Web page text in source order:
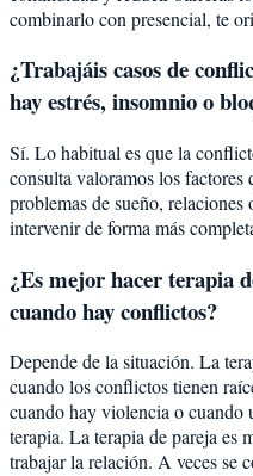
combinarlo con presencial, te
¿Trabajáis casos de
hay estrés, insomnio o
Sí. Lo habitual es que la
consulta valoramos los factores
problemas de sueño, relaciones
intervenir de forma más
¿Es mejor hacer terapia
cuando hay conflictos?
Depende de la situación. La
cuando los conflictos tienen
cuando hay violencia o cuando
terapia. La terapia de pareja es
trabajar la relación. A veces se